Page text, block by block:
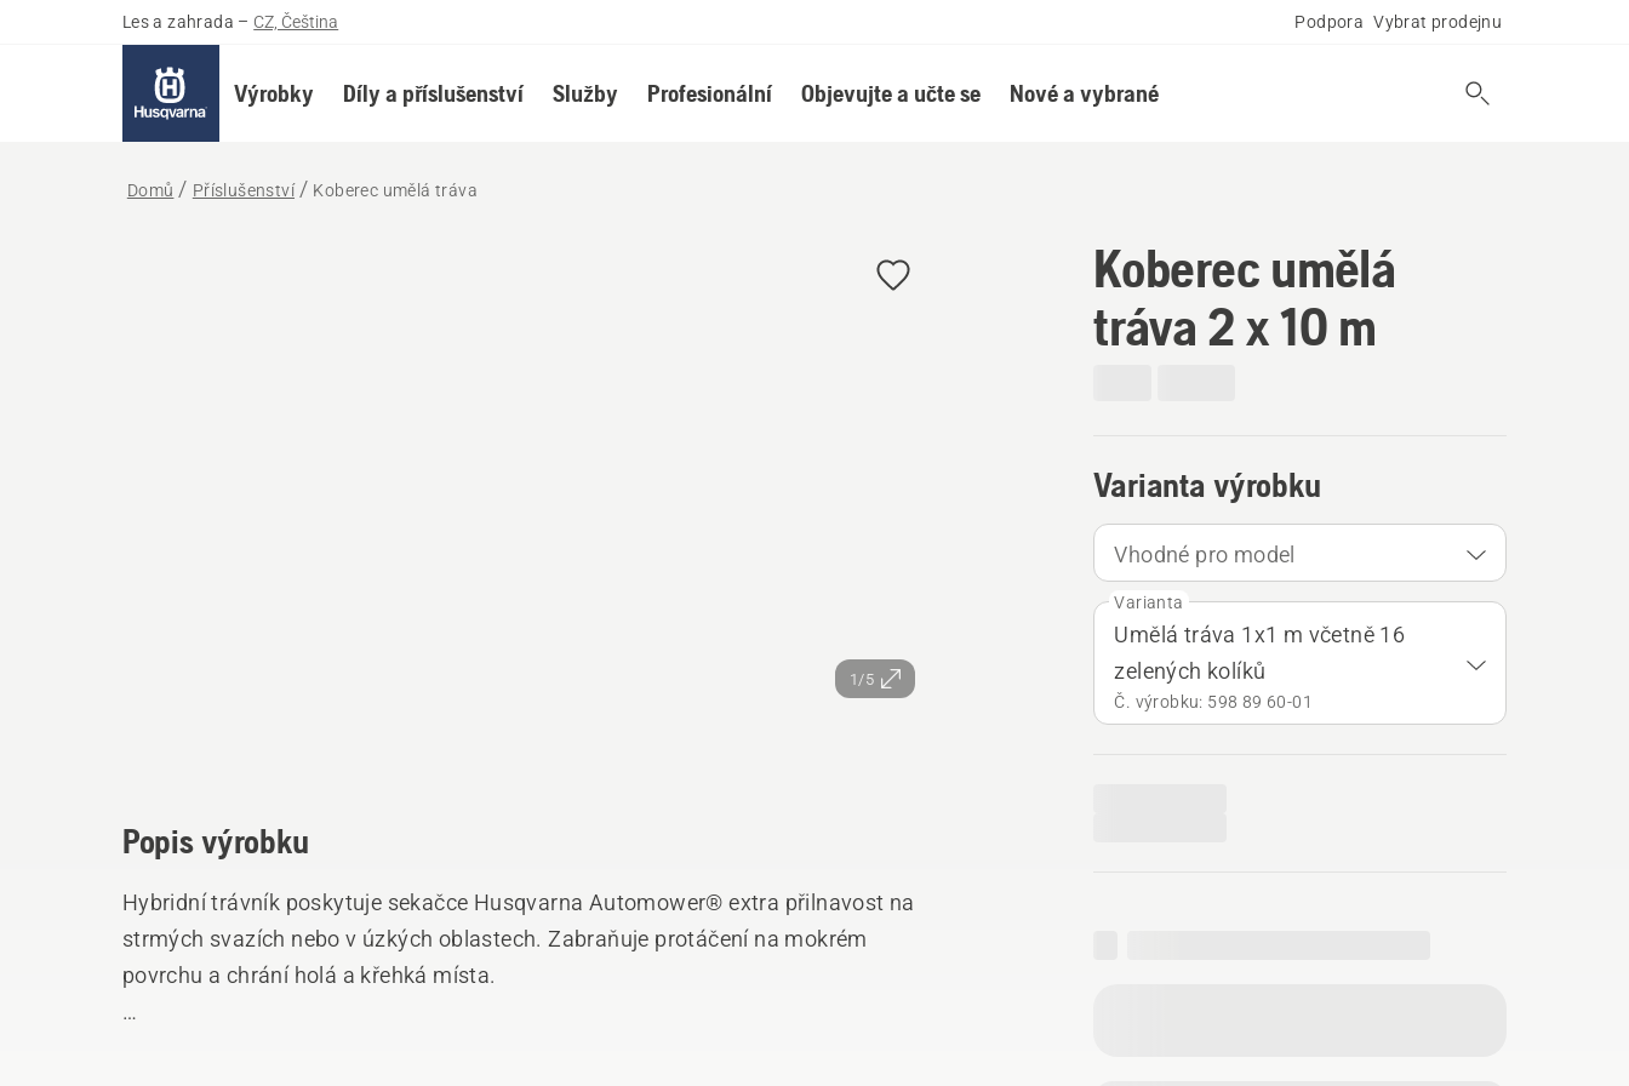
Les a zahrada – CZ, Čeština Podpora Vybrat prodejnu
Výrobky Díly a příslušenství Služby Profesionální Objevujte a učte se Nové a vybrané
Domů Příslušenství Koberec umělá tráva
1/5
Koberec umělá
tráva 2 x 10 m
Varianta výrobku
Vhodné pro model
Varianta
Umělá tráva 1x1 m včetně 16
zelených kolíků
Č. výrobku: 598 89 60‑01
Popis výrobku
Hybridní trávník poskytuje sekačce Husqvarna Automower® extra přilnavost na
strmých svazích nebo v úzkých oblastech. Zabraňuje protáčení na mokrém
povrchu a chrání holá a křehká místa.